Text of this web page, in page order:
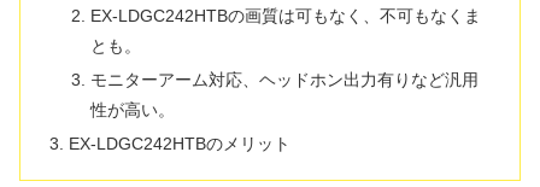
EX-LDGC242HTBの画質は可もなく、不可もなくま
とも。
モニターアーム対応、ヘッドホン出力有りなど汎用
性が高い。
EX-LDGC242HTBのメリット